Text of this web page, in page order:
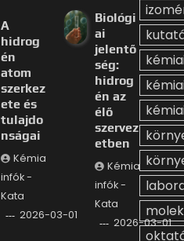
A
hidrog
én
atom
szerkez
ete és
tulajdo
nságai
Kémia
infók -
Kata
2026-03-01
Biológi
ai
jelentő
ség:
hidrog
én az
élő
szervez
etben
Kémia
infók -
Kata
2026-03-01